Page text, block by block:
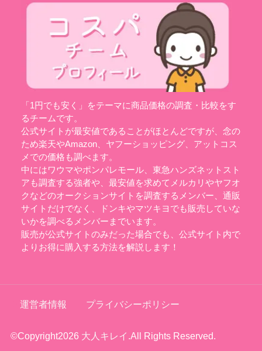
「1円でも安く」をテーマに商品価格の調査・比較をす
るチームです。
公式サイトが最安値であることがほとんどですが、念の
ため楽天やAmazon、ヤフーショッピング、アットコス
メでの価格も調べます。
中にはワウマやポンパレモール、東急ハンズネットスト
アも調査する強者や、最安値を求めてメルカリやヤフオ
クなどのオークションサイトを調査するメンバー、通販
サイトだけでなく、ドンキやマツキヨでも販売していな
いかを調べるメンバーまでいます。
販売が公式サイトのみだった場合でも、公式サイト内で
よりお得に購入する方法を解説します！
運営者情報 プライバシーポリシー
©Copyright2026 大人キレイ .All Rights Reserved.